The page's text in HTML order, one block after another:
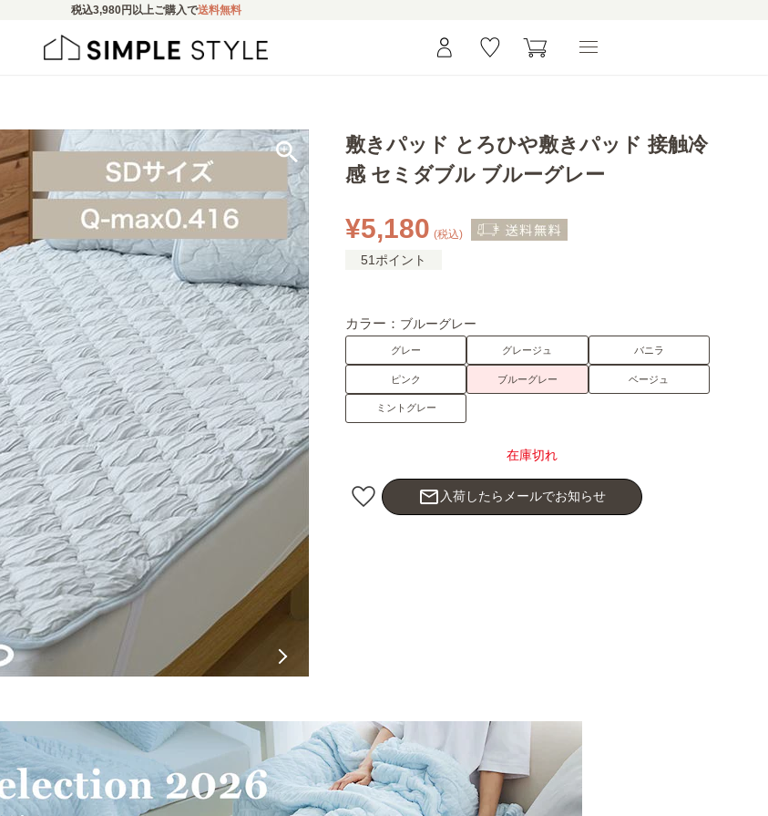
税込3,980円 以上ご購入で送料無料
敷きパッド とろひや敷きパッド 接触冷
感 セミダブル ブルーグレー
¥5,180 (税込)
51ポイント
カラー： ブルーグレー
グレー グレージュ バニラ
ピンク ブルーグレー ベージュ
ミントグレー
在庫切れ
mail_outline 入荷したらメールでお知らせ